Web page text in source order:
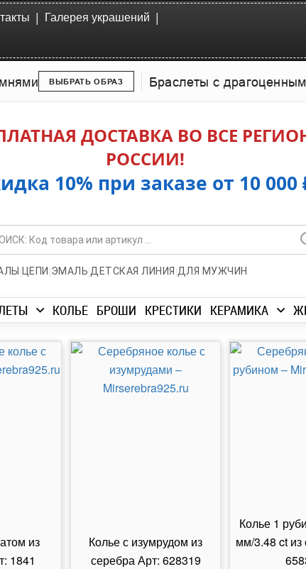
| Галерея украшений |
ВЫБРАТЬ ОБРАЗ Браслеты с
ДОСТАВКА ВО ВСЕ
РОССИИ!
10% при заказе от 10 000
| ЦЕПИ |ЭМАЛЬ|ДЕТСКАЯ ЛИНИЯ |ДЛЯ МУЖЧИН
КОЛЬЕ БРОШИ КРЕСТИКИ КЕРАМИКА
из
1841
Колье с изумрудом из
серебра Арт: 628319
Колье 1
мм/3.48 ct из